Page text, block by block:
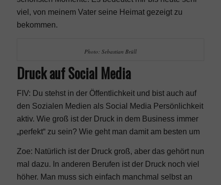
viel, von meinem Vater seine Heimat gezeigt zu
bekommen.
Photo: Sebastian Brüll
Druck auf Social Media
FIV: Du stehst in der Öffentlichkeit und bist auch auf
den Sozialen Medien als Social Media Persönlichkeit
aktiv. Wie groß ist der Druck in dem Business immer
„perfekt“ zu sein? Wie geht man damit am besten um
Zoe: Natürlich ist der Druck groß, aber das gehört nun
mal dazu. In anderen Berufen ist der Druck noch viel
höher. Man muss sich einfach manchmal selbst an